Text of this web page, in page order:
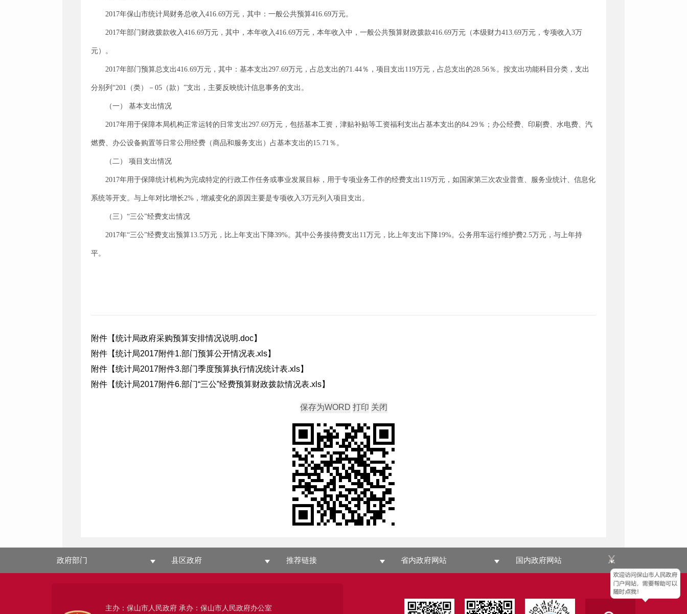
x
2017年保山市统计局财务总收入416.69万元，其中：一般公共预算416.69万元。
2017年部门财政拨款收入416.69万元，其中，本年收入416.69万元，本年收入中，一般公共预算财政拨款416.69万元（本级财力413.69万元，专项收入3万
元）。
2017年部门预算总支出416.69万元，其中：基本支出297.69万元，占总支出的71.44％，项目支出119万元，占总支出的28.56％。按支出功能科目分类，支出
分别列“201（类）－05（款）”支出，主要反映统计信息事务的支出。
（一） 基本支出情况
2017年用于保障本局机构正常运转的日常支出297.69万元，包括基本工资，津贴补贴等工资福利支出占基本支出的84.29％；办公经费、印刷费、水电费、汽
燃费、办公设备购置等日常公用经费（商品和服务支出）占基本支出的15.71％。
（二） 项目支出情况
2017年用于保障统计机构为完成特定的行政工作任务或事业发展目标，用于专项业务工作的经费支出119万元，如国家第三次农业普查、服务业统计、信息化
系统等开支。与上年对比增长2%，增减变化的原因主要是专项收入3万元列入项目支出。
（三）“三公”经费支出情况
2017年“三公”经费支出预算13.5万元，比上年支出下降39%。其中公务接待费支出11万元，比上年支出下降19%。公务用车运行维护费2.5万元，与上年持
平。
附件【统计局政府采购预算安排情况说明.doc】
附件【统计局2017附件1.部门预算公开情况表.xls】
附件【统计局2017附件3.部门季度预算执行情况统计表.xls】
附件【统计局2017附件6.部门“三公”经费预算财政拨款情况表.xls】
政府部门 县区政府 推荐链接 省内政府网站 国内政府网站
主办：保山市人民政府 承办：保山市人民政府办公室